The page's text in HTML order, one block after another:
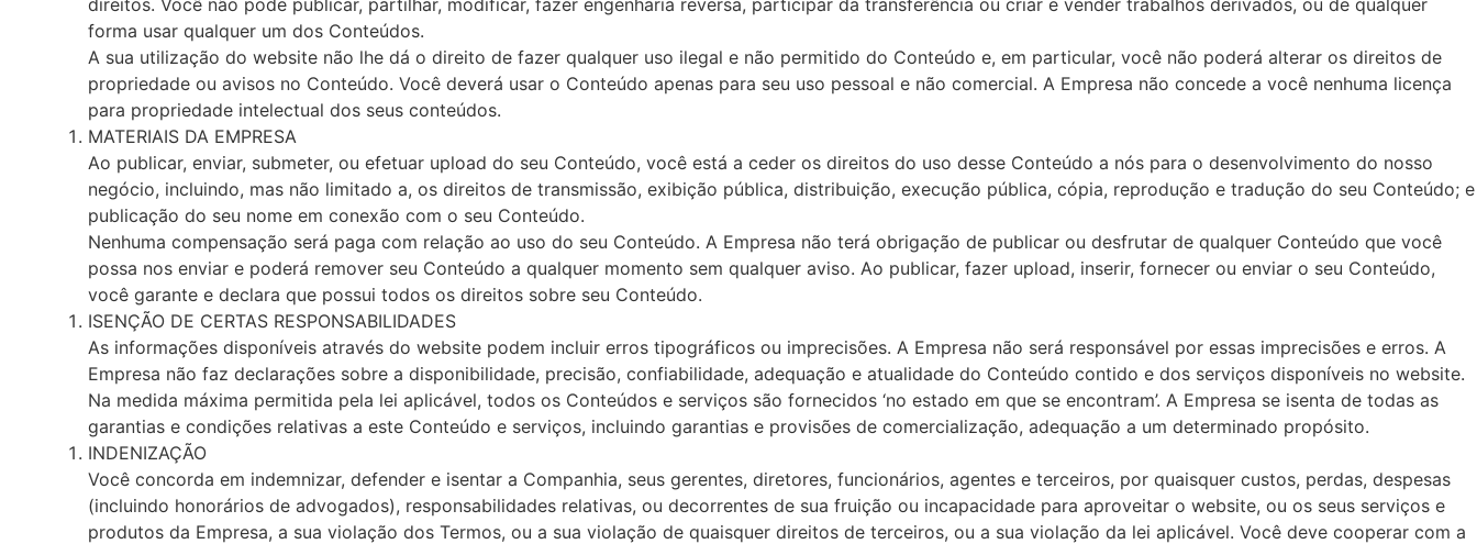
forma usar qualquer um dos Conteúdos.
A sua utilização do website não lhe dá o direito de fazer qualquer uso ilegal e não permitido do Conteúdo e, em particular, você não poderá alterar os direitos de
propriedade ou avisos no Conteúdo. Você deverá usar o Conteúdo apenas para seu uso pessoal e não comercial. A Empresa não concede a você nenhuma licença
para propriedade intelectual dos seus conteúdos.
MATERIAIS DA EMPRESA
Ao publicar, enviar, submeter, ou efetuar upload do seu Conteúdo, você está a ceder os direitos do uso desse Conteúdo a nós para o desenvolvimento do nosso
negócio, incluindo, mas não limitado a, os direitos de transmissão, exibição pública, distribuição, execução pública, cópia, reprodução e tradução do seu Conteúdo; e
publicação do seu nome em conexão com o seu Conteúdo.
Nenhuma compensação será paga com relação ao uso do seu Conteúdo. A Empresa não terá obrigação de publicar ou desfrutar de qualquer Conteúdo que você
possa nos enviar e poderá remover seu Conteúdo a qualquer momento sem qualquer aviso. Ao publicar, fazer upload, inserir, fornecer ou enviar o seu Conteúdo,
você garante e declara que possui todos os direitos sobre seu Conteúdo.
ISENÇÃO DE CERTAS RESPONSABILIDADES
As informações disponíveis através do website podem incluir erros tipográficos ou imprecisões. A Empresa não será responsável por essas imprecisões e erros. A
Empresa não faz declarações sobre a disponibilidade, precisão, confiabilidade, adequação e atualidade do Conteúdo contido e dos serviços disponíveis no website.
Na medida máxima permitida pela lei aplicável, todos os Conteúdos e serviços são fornecidos ‘no estado em que se encontram’. A Empresa se isenta de todas as
garantias e condições relativas a este Conteúdo e serviços, incluindo garantias e provisões de comercialização, adequação a um determinado propósito.
INDENIZAÇÃO
Você concorda em indemnizar, defender e isentar a Companhia, seus gerentes, diretores, funcionários, agentes e terceiros, por quaisquer custos, perdas, despesas
(incluindo honorários de advogados), responsabilidades relativas, ou decorrentes de sua fruição ou incapacidade para aproveitar o website, ou os seus serviços e
produtos da Empresa, a sua violação dos Termos, ou a sua violação de quaisquer direitos de terceiros, ou a sua violação da lei aplicável. Você deve cooperar com a